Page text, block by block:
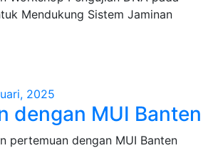
Mendukung Sistem Jaminan
2025
dengan MUI Banten
pertemuan dengan MUI Banten